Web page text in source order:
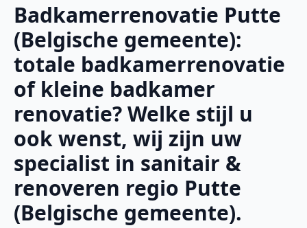
Badkamerrenovatie Putte
(Belgische gemeente):
totale badkamerrenovatie
of kleine badkamer
renovatie? Welke stijl u
ook wenst, wij zijn uw
specialist in sanitair &
renoveren regio Putte
(Belgische gemeente).